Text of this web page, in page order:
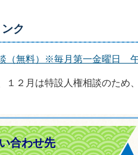
ク
（無料）※毎月第一金曜日
２月は特設人権相談のため
合わせ先